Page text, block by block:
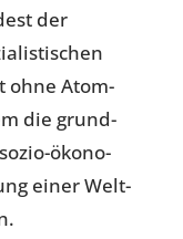
der
ohne Atom­
die grund­
öko­no­
einer Welt­